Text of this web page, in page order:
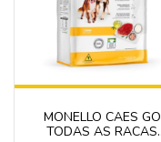
MONELLO CAES GO
TODAS AS RACAS